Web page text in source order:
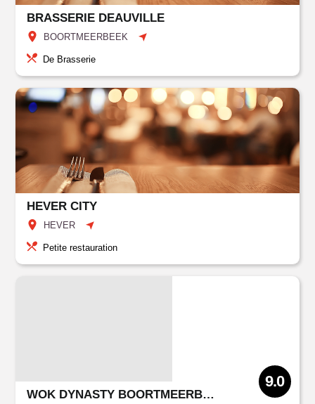
BRASSERIE DEAUVILLE
BOORTMEERBEEK
De Brasserie
HEVER CITY
HEVER
Petite restauration
WOK DYNASTY BOORTMEERBEEK
9.0